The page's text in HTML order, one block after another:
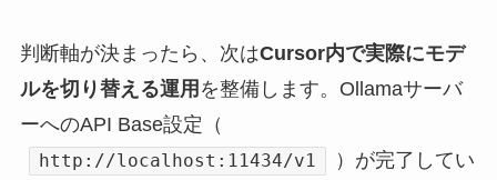
判断軸が決まったら、次はCursor内で実際にモデ
ルを切り替える運用 を整備します。Ollamaサーバ
ーへのAPI Base設定（
http://localhost:11434/v1
）が完了してい